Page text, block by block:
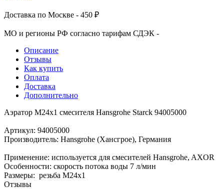
Доставка по Москве - 450 ₽
МО и регионы РФ согласно тарифам СДЭК -
Описание
Отзывы
Как купить
Оплата
Доставка
Дополнительно
Аэратор M24x1 смесителя Hansgrohe Starck 94005000
Артикул: 94005000
Производитель: Hansgrohe (Хансгрое), Германия
Применение: используется для смесителей Hansgrohe, AXOR
Особенности: скорость потока воды 7 л/мин
Размеры: резьба M24x1
Отзывы